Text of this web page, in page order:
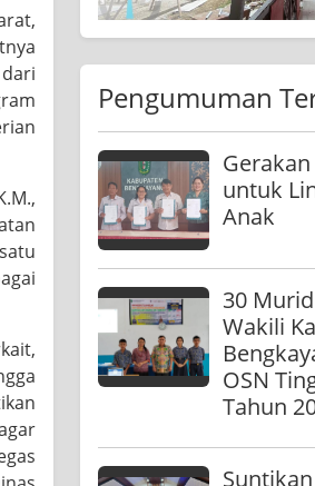
Pengumuman
Gerakan
untuk
Anak
30
Wakili
OSN
Tahun